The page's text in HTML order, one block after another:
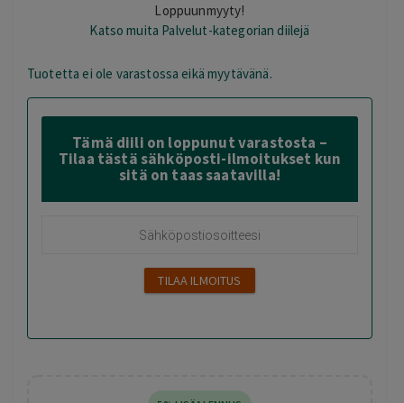
Loppuunmyyty!
Katso muita Palvelut-kategorian diilejä
Tuotetta ei ole varastossa eikä myytävänä.
Tämä diili on loppunut varastosta –
Tilaa tästä sähköposti-ilmoitukset kun
sitä on taas saatavilla!